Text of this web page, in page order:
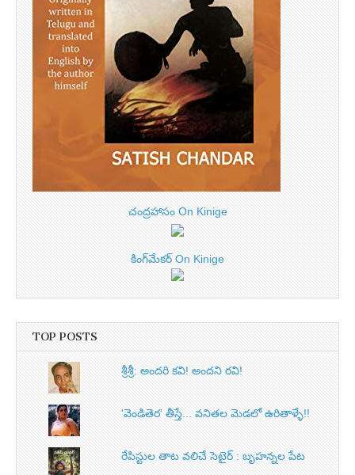
చంద్రహాసం On Kinige
కింగ్‌మేకర్ On Kinige
TOP POSTS
శ్రీశ్రీ: అందరి కవి! అందని రవి!
'వెండితెర' తీస్తే... వనితల మెడలో ఉరితాళ్ళే!!
రేపిస్టుల తాట వలిచే సెటైర్ : బృహన్నల పేట